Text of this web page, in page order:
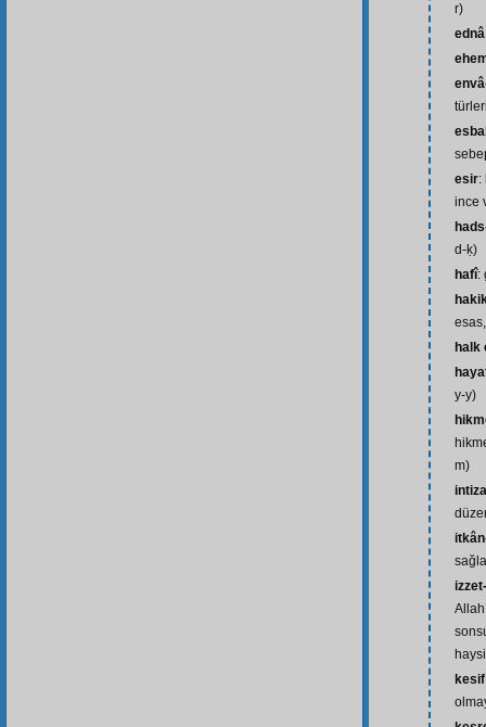
r)
ednâ
esir:
ince
d-ḳ)
hafî:
halk
y-y)
m)
kesif